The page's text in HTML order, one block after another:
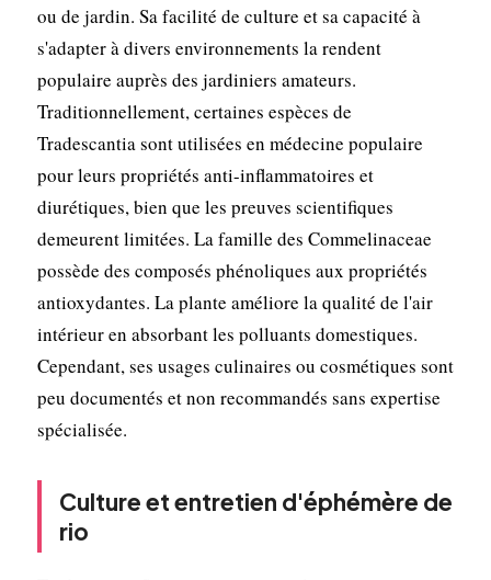
ou de jardin. Sa facilité de culture et sa capacité à
s'adapter à divers environnements la rendent
populaire auprès des jardiniers amateurs.
Traditionnellement, certaines espèces de
Tradescantia sont utilisées en médecine populaire
pour leurs propriétés anti-inflammatoires et
diurétiques, bien que les preuves scientifiques
demeurent limitées. La famille des Commelinaceae
possède des composés phénoliques aux propriétés
antioxydantes. La plante améliore la qualité de l'air
intérieur en absorbant les polluants domestiques.
Cependant, ses usages culinaires ou cosmétiques sont
peu documentés et non recommandés sans expertise
spécialisée.
Culture et entretien d'éphémère de
rio